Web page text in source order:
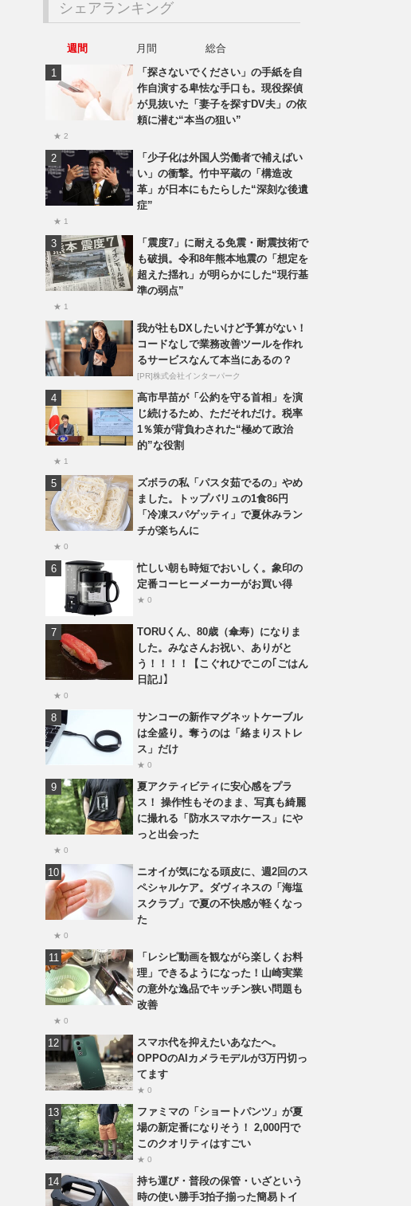
シェアランキング
週間 月間
総合
「探さないでください」の手紙を自
作自演する卑怯な手口も。現役探偵
が見抜いた「妻子を探すDV夫」の依
頼に潜む“本当の狙い”
★ 2
「少子化は外国人労働者で補えばい
い」の衝撃。竹中平蔵の「構造改
革」が日本にもたらした“深刻な後遺
症”
★ 1
「震度7」に耐える免震・耐震技術で
も破損。令和8年熊本地震の「想定を
超えた揺れ」が明らかにした“現行基
準の弱点”
★ 1
我が社もDXしたいけど予算がない！
コードなしで業務改善ツールを作れ
るサービスなんて本当にあるの？
[PR]株式会社インターパーク
高市早苗が「公約を守る首相」を演
じ続けるため、ただそれだけ。税率
1％策が背負わされた“極めて政治
的”な役割
★ 1
ズボラの私「パスタ茹でるの」やめ
ました。トップバリュの1食86円
「冷凍スパゲッティ」で夏休みラン
チが楽ちんに
★ 0
忙しい朝も時短でおいしく。象印の
定番コーヒーメーカーがお買い得
★ 0
TORUくん、80歳（傘寿）になりま
した。みなさんお祝い、ありがと
う！！！！【こぐれひでこの｢ごはん
日記｣】
★ 0
サンコーの新作マグネットケーブル
は全盛り。奪うのは「絡まりストレ
ス」だけ
★ 0
夏アクティビティに安心感をプラ
ス！ 操作性もそのまま、写真も綺麗
に撮れる「防水スマホケース」にや
っと出会った
★ 0
ニオイが気になる頭皮に、週2回のス
ペシャルケア。ダヴィネスの「海塩
スクラブ」で夏の不快感が軽くなっ
た
★ 0
「レシピ動画を観ながら楽しくお料
理」できるようになった！山崎実業
の意外な逸品でキッチン狭い問題も
改善
★ 0
スマホ代を抑えたいあなたへ。
OPPOのAIカメラモデルが3万円切っ
てます
★ 0
ファミマの「ショートパンツ」が夏
場の新定番になりそう！ 2,000円で
このクオリティはすごい
★ 0
持ち運び・普段の保管・いざという
時の使い勝手3拍子揃った簡易トイ